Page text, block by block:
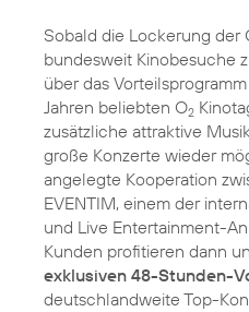
Sobald die Lockerung
bundesweit Kinobesuche
über das
Jahren beliebten O2
zusätzliche attraktive
große Konzerte wieder
angelegte Kooperation
EVENTIM, einem der
und Live Entertainment-
Kunden profitieren dann
exklusiven 48-Stunden-
deutschlandweite Top-